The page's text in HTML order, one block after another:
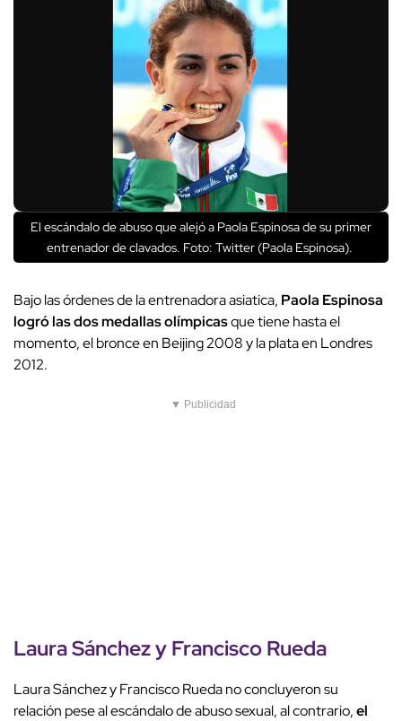
El escándalo de abuso que alejó a Paola Espinosa de su primer
entrenador de clavados. Foto: Twitter (Paola Espinosa).
Bajo las órdenes de la entrenadora asiatica, Paola Espinosa
logró las dos medallas olímpicasque tiene hasta el
momento, el bronce en Beijing 2008 y la plata en Londres
2012.
▼ Publicidad
Laura Sánchez y Francisco Rueda
Laura Sánchez y Francisco Rueda no concluyeron su
relación pese al escándalo de abuso sexual, al contrario,el